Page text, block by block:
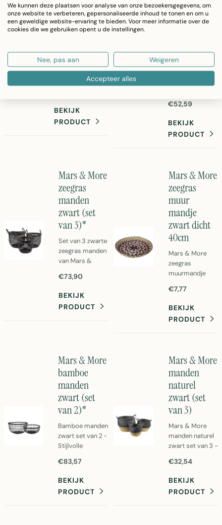
interieur.
waterhyacinth
manden
waterhyacinth
manden in naturel
bruin.
van duurzaam
waterhyacint
opslag. Afmeting
35x35x27cm per
mand.
BEKIJK
PRODUCT
bamboe
manden
(set of 3)*
Set van 3
rechthoekige
manden van
Mars & More.
opbergoplossing
in bruin, perfecte
stijlvol.
€52,59
BEKIJK
PRODUCT
Mars & More
zeegras
manden
zwart (set
van 3)*
Set van 3 zwarte
zeegras manden
van Mars &
opbergmanden
zeegras met
moderne zwarte
huis.
€73,90
BEKIJK
PRODUCT
Mars & More
zeegras
muur
mandje
zwart dicht
40cm
Mars & More
zeegras
muurmandje
40cm. Natuurlijk
zeegras voor
stijlvolle
badkamer of
woonkamer.
€7,77
BEKIJK
PRODUCT
Mars & More
bamboe
manden
zwart (set
van 2)*
Bamboe manden
zwart set van 2 -
Stijlvolle
van Mars &
voor moderne
interieur.
€83,57
BEKIJK
PRODUCT
Mars & More
manden
naturel
zwart (set
van 3)
Mars & More
manden naturel
zwart set van 3 -
rieten manden in
voor opberging
en decoratie.
€32,54
BEKIJK
PRODUCT
We kunnen deze plaatsen voor analyse van onze bezoekersgegevens, om
onze website te verbeteren, gepersonaliseerde inhoud te tonen en om u
een geweldige website-ervaring te bieden. Voor meer informatie over de
cookies die we gebruiken opent u de instellingen.
Nee, pas aan Weigeren
Accepteer alles